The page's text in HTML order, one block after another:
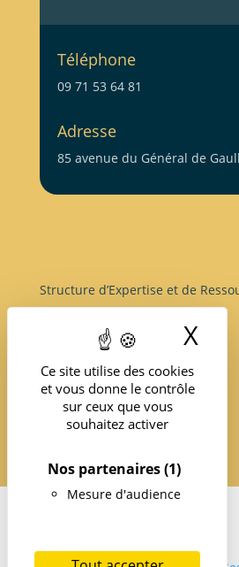
Ce site utilise des cookies
et vous donne le contrôle
sur ceux que vous
souhaitez activer
Nos partenaires(1)
Mesure d'audience
X
Téléphone
09 71 53 64 81
Adresse
85 avenue du Général de
Structure d’Expertise et de
île-de-France